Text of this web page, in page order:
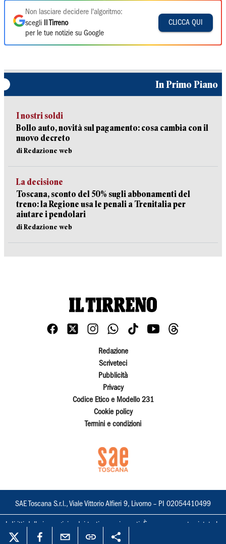
Non lasciare decidere l'algoritmo:
scegli
Il Tirreno
per le tue notizie su Google
CLICCA QUI
In Primo Piano
I nostri soldi
Bollo auto, novità sul pagamento: cosa cambia con il
nuovo decreto
di Redazione web
La decisione
Toscana, sconto del 50% sugli abbonamenti del
treno: la Regione usa le penali a Trenitalia per
aiutare i pendolari
di Redazione web
Redazione
Scriveteci
Pubblicità
Privacy
Codice Etico e Modello 231
Cookie policy
Termini e condizioni
SAE Toscana S.r.l., Viale Vittorio Alfieri 9, Livorno – PI 02054410499
I diritti delle immagini e dei testi sono riservati. È espressamente vietata la
loro riproduzione con qualsiasi mezzo e l'adattamento totale o parziale.